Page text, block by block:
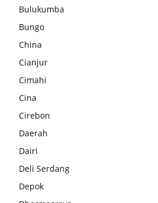
Bulukumba
Bungo
China
Cianjur
Cimahi
Cina
Cirebon
Daerah
Dairi
Deli Serdang
Depok